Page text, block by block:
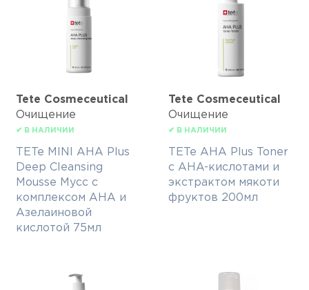
Tete Cosmeceutical
Очищение
✔ В НАЛИЧИИ
TETe MINI AHA Plus
Deep Cleansing
Mousse Мусс с
комплексом АНА и
Азелаиновой
кислотой 75мл
Tete Cosmeceutical
Очищение
✔ В НАЛИЧИИ
TETe AHA Plus Toner
с AHA-кислотами и
экстрактом мякоти
фруктов 200мл